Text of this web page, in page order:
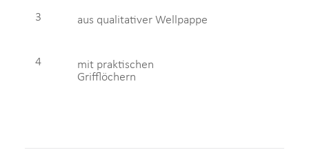
3 aus qualitativer Wellpappe
4
mit praktischen
Grifflöchern